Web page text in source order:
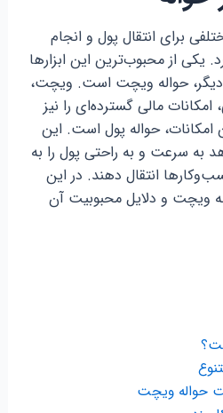
برای انتقال پول و انجام
یکی از محبوب‌ترین این ابزارها
حواله ویچت است. ویچت،
مالی گسترده‌ای را نیز
امکانات، حواله پول است. این
به سرعت و به راحتی پول را به
انتقال دهند. در این
ویچت و دلایل محبوبیت آن
حواله ویچت